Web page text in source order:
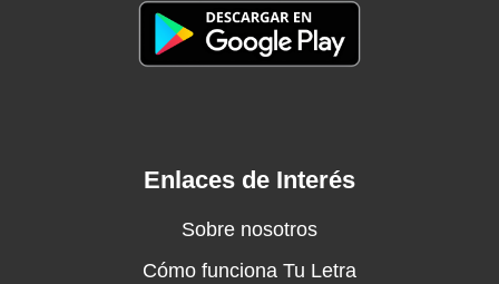
Enlaces de Interés
Sobre nosotros
Cómo funciona Tu Letra